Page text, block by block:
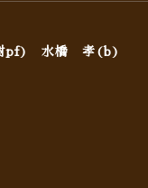
樹pf) 水橋 孝(b)